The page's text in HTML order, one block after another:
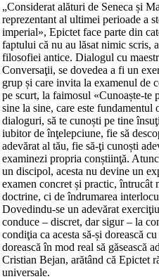
„Considerat alături de Seneca și
reprezentant al ultimei perioade a
imperial», Epictet face parte din
faptului că nu au lăsat nimic scris,
filosofiei antice. Dialogul cu
Conversaţii, se dovedea a fi un
grup și care invita la examenul de
pe scurt, la faimosul
sine la sine, care este
dialoguri, să te cunoști pe tine
iubitor de înţelepciune, fie să
adevărat al tău, fie să‑ţi cunoști
examinezi propria conștiinţă.
un discipol, acesta nu devine un
examen concret și practic, întrucât
doctrine, ci de îndrumarea
Dovedindu‑se un adevărat
conduce – discret, dar sigur – la
condiţia ca acesta să‑și dorească
dorească în mod real să găsească
Cristian Bejan, arătând că Epictet
universale.